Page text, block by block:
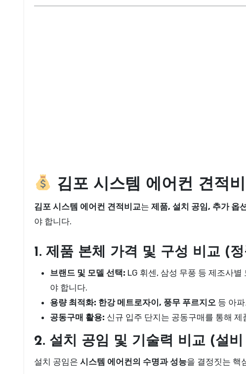
김포 시스템 에어컨 견적
김포 시스템 에어컨 견적비교는 제품, 설치 공임, 추가 옵
야 합니다.
1. 제품 본체 가격 및 구성 비교 (
브랜드 및 모델 선택: LG 휘센, 삼성 무풍 등 제조사
야 합니다.
용량 최적화: 한강 메트로자이, 풍무 푸르지오 등 아
공동구매 활용: 신규 입주 단지는 공동구매를 통해
2. 설치 공임 및 기술력 비교 (설
설치 공임은 시스템 에어컨의 수명과 성능을 결정짓는 핵